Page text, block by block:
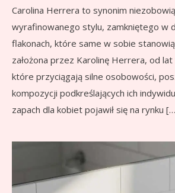
Carolina Herrera to synonim
wyrafinowanego stylu, zamkniętego w
flakonach, które same w sobie
założona przez Karolinę Herrera, od
które przyciągają silne osobowości,
kompozycji podkreślających ich
zapach dla kobiet pojawił się na rynku